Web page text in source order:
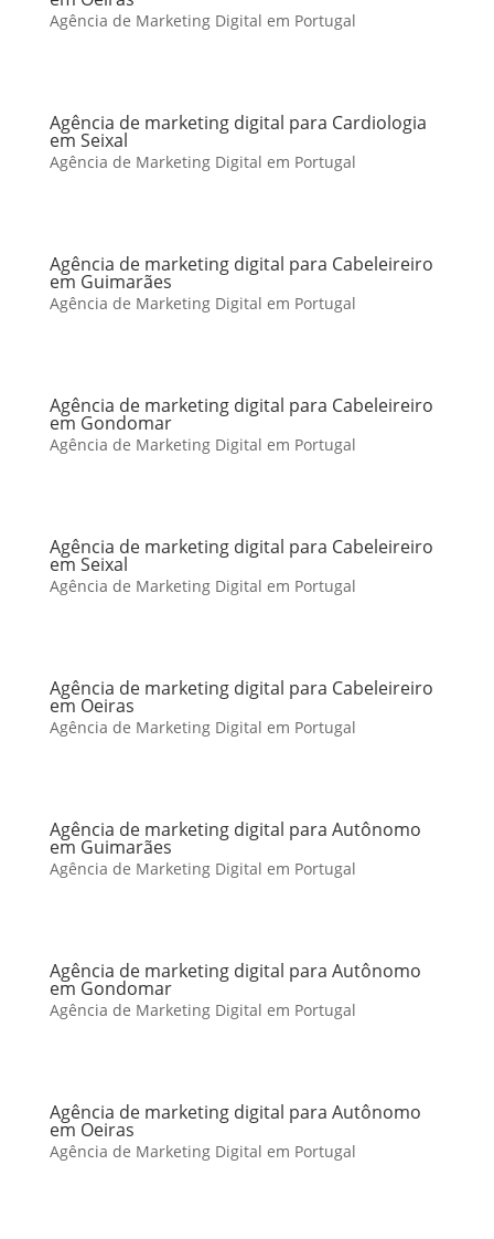
Agência de Marketing Digital em Portugal
Agência de marketing digital para Cardiologia
em Seixal
Agência de Marketing Digital em Portugal
Agência de marketing digital para Cabeleireiro
em Guimarães
Agência de Marketing Digital em Portugal
Agência de marketing digital para Cabeleireiro
em Gondomar
Agência de Marketing Digital em Portugal
Agência de marketing digital para Cabeleireiro
em Seixal
Agência de Marketing Digital em Portugal
Agência de marketing digital para Cabeleireiro
em Oeiras
Agência de Marketing Digital em Portugal
Agência de marketing digital para Autônomo
em Guimarães
Agência de Marketing Digital em Portugal
Agência de marketing digital para Autônomo
em Gondomar
Agência de Marketing Digital em Portugal
Agência de marketing digital para Autônomo
em Oeiras
Agência de Marketing Digital em Portugal